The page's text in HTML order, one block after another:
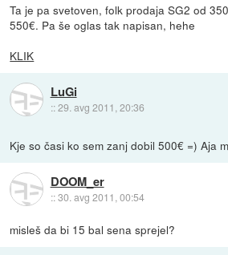
Ta je pa svetoven, folk prodaja SG2 od
550€. Pa še oglas tak napisan, hehe
KLIK
LuGi
::29. avg 2011, 20:36
Kje so časi ko sem zanj dobil 500€ =) Aja
DOOM_er
::30. avg 2011, 00:54
misleš da bi 15 bal sena sprejel?